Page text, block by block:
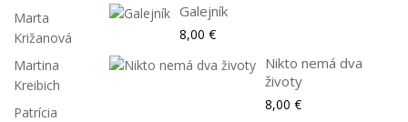
Marta
Križanová
Martina
Kreibich
Patrícia
Galejník
8,00 €
Nikto nemá dva
životy
8,00 €